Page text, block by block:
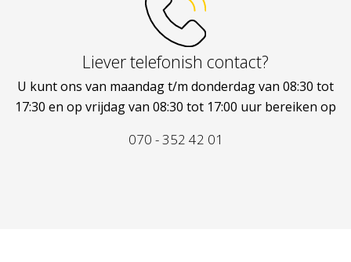
Liever telefonish contact?
U kunt ons van maandag t/m donderdag van 08:30 tot
17:30 en op vrijdag van 08:30 tot 17:00 uur bereiken op
070 - 352 42 01